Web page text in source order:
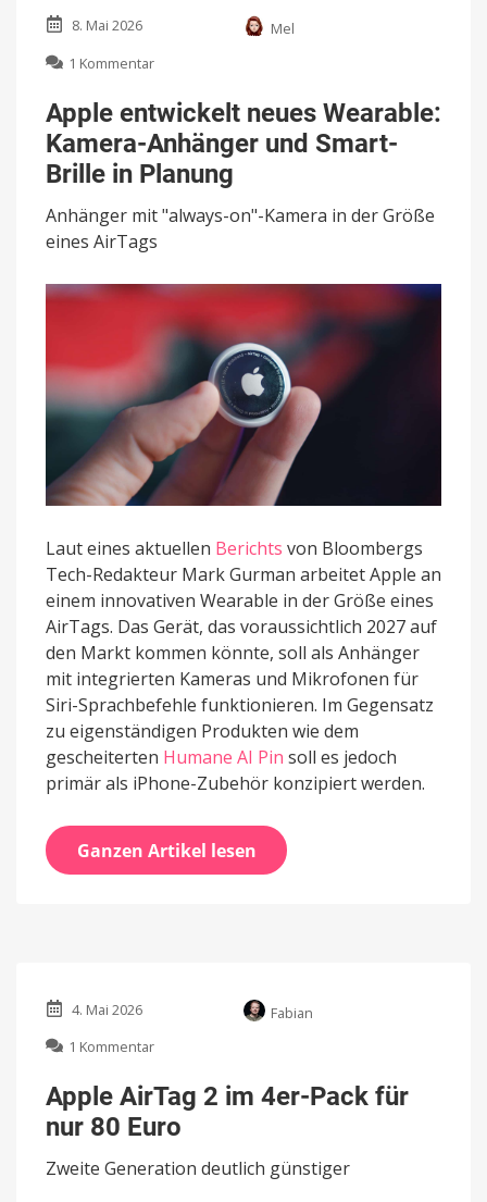
8. Mai 2026
Mel
1 Kommentar
entwickelt
neues
Wearable:
Kamera-
Anhänger
und
Smart-
Brille
Planung
Apple entwickelt neues Wearable:
Kamera-Anhänger und Smart-
Brille in Planung
Anhänger mit "always-on"-Kamera in der Größe
eines AirTags
Laut eines aktuellen Berichts von Bloombergs
Tech-Redakteur Mark Gurman arbeitet Apple an
einem innovativen Wearable in der Größe eines
AirTags. Das Gerät, das voraussichtlich 2027 auf
den Markt kommen könnte, soll als Anhänger
mit integrierten Kameras und Mikrofonen für
Siri-Sprachbefehle funktionieren. Im Gegensatz
zu eigenständigen Produkten wie dem
gescheiterten Humane AI Pin soll es jedoch
primär als iPhone-Zubehör konzipiert werden.
Ganzen Artikel lesen
4. Mai 2026
Fabian
1 Kommentar
AirTag
2
im
Pack
Apple AirTag 2 im 4er-Pack für
nur 80 Euro
Zweite Generation deutlich günstiger